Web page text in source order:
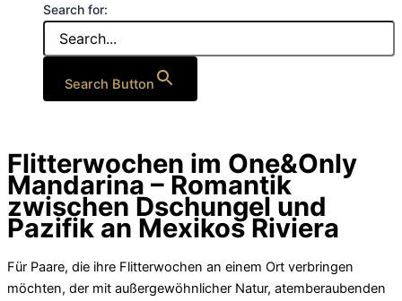
Search for:
Search Button
Flitterwochen im One&Only
Mandarina – Romantik
zwischen Dschungel und
Pazifik an Mexikos Riviera
Für Paare, die ihre Flitterwochen an einem Ort verbringen
möchten, der mit außergewöhnlicher Natur, atemberaubenden